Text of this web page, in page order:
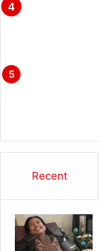
Recent